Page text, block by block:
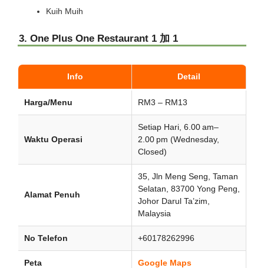
Kuih Muih
3. One Plus One Restaurant 1 加 1
Info Detail
Harga/Menu RM3 – RM13
Waktu Operasi
Setiap Hari, 6.00 am–
2.00 pm (Wednesday,
Closed)
Alamat Penuh
35, Jln Meng Seng, Taman
Selatan, 83700 Yong Peng,
Johor Darul Ta’zim,
Malaysia
No Telefon +60178262996
Peta Google Maps